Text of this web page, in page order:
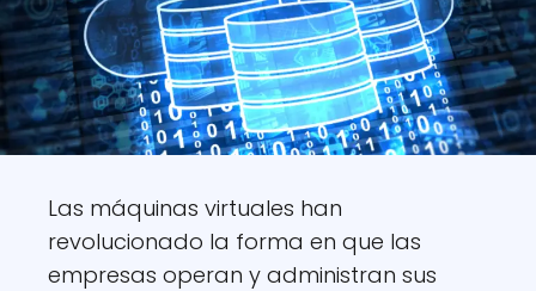
Las máquinas virtuales han
revolucionado la forma en que las
empresas operan y administran sus